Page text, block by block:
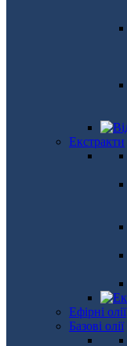
Екстракти
Ефірні олії
Базові олії